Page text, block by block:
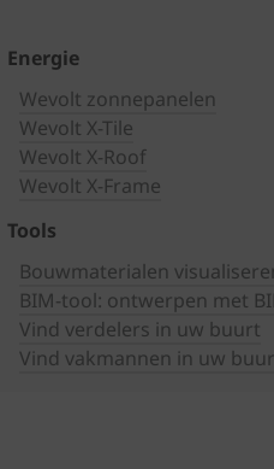
Energie
Wevolt zonnepanelen
Wevolt X-Tile
Wevolt X-Roof
Wevolt X-Frame
Tools
Bouwmaterialen
BIM-tool: ontwerpen met
Vind verdelers in uw buurt
Vind vakmannen in uw